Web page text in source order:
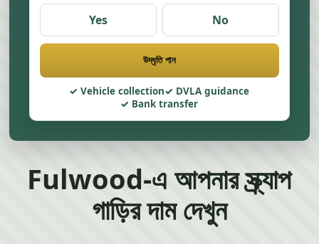
Yes No
উদ্ধৃতি পান
Vehicle collection
DVLA guidance
Bank transfer
Fulwood-এ আপনার স্ক্র্যাপ
গাড়ির দাম দেখুন